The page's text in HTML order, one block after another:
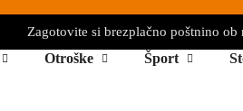
Zagotovite si brezplačno poštnino ob
Otroške Šport